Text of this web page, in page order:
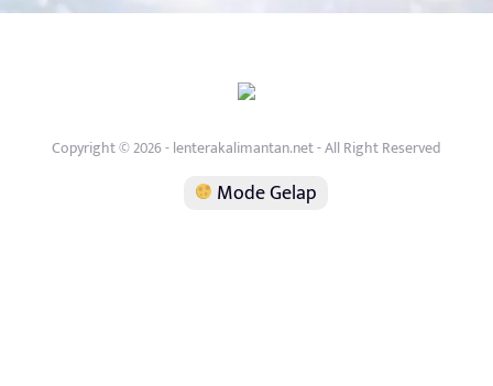
Copyright © 2026 - lenterakalimantan.net - All Right Reserved
Mode Gelap